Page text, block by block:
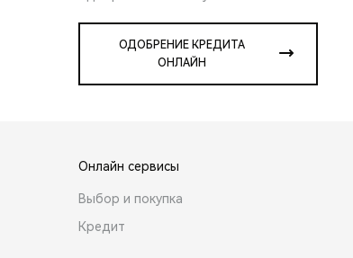
ОДОБРЕНИЕ КРЕДИТА
ОНЛАЙН
Онлайн сервисы
Выбор и покупка
Кредит